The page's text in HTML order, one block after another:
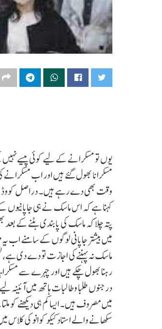
یوں تو مسکرانے کے لیے کوئی پیسے
مسکرانا بھول گئے ہیں اور اب مسکرانے
وقت بھی دے رہے ہیں۔ دراصل کووڈ
کہنا ہے کہ اس ماسک نے ہی
میں بیشتر جاپانی لوگوں کے سامنے اب
ماسک نہ پہننے کی اجازت تو دے دی
رہنا بھول چکے ہیں اور چہرے سے
درجنوں طلبا و طالبات ہاتھ میں آئینہ
میں مصروف ہیں۔ ایسا کم ہی دیکھنے کو
سکھانے والے استاد کیکو کوانو کی